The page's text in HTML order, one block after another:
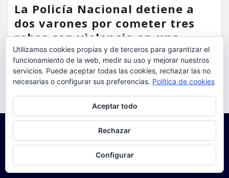
La Policía Nacional detiene a
dos varones por cometer tres
robos con violencia en una
misma mañana
torrent al dia Ago 7, 2026
Utilizamos cookies propias y de terceros para garantizar el
funcionamiento de la web, medir su uso y mejorar nuestros
servicios. Puede aceptar todas las cookies, rechazar las no
necesarias o configurar sus preferencias. Política de cookies
Aceptar todo
Rechazar
Configurar
Para obtener más información, incluido cómo gestionar las cookies,